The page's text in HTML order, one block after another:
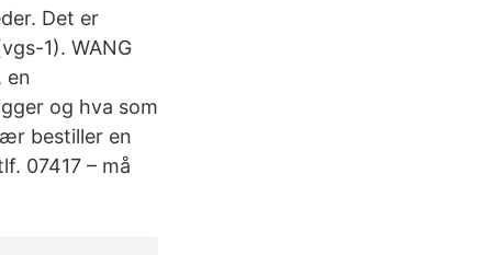
Det er
1). WANG
en
og hva som
bestiller en
07417 – må